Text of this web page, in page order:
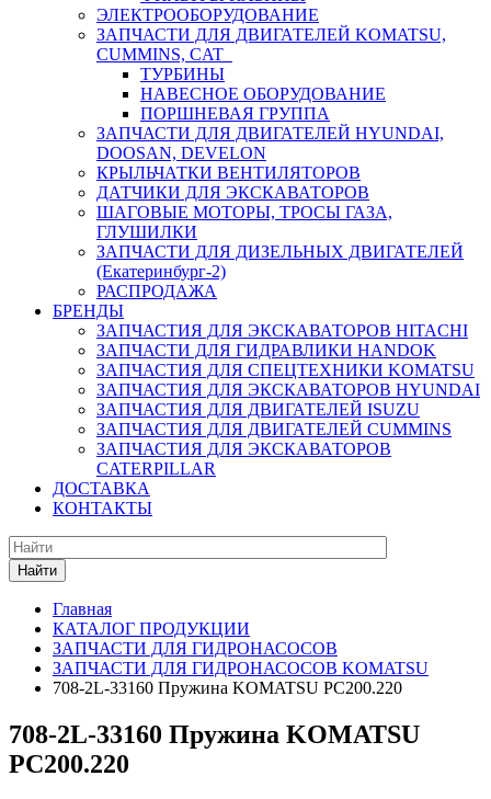
ЭЛЕКТРООБОРУДОВАНИЕ
ЗАПЧАСТИ ДЛЯ ДВИГАТЕЛЕЙ KOMATSU,
CUMMINS, CAT
ТУРБИНЫ
НАВЕСНОЕ ОБОРУДОВАНИЕ
ПОРШНЕВАЯ ГРУППА
ЗАПЧАСТИ ДЛЯ ДВИГАТЕЛЕЙ HYUNDAI,
DOOSAN, DEVELON
КРЫЛЬЧАТКИ ВЕНТИЛЯТОРОВ
ДАТЧИКИ ДЛЯ ЭКСКАВАТОРОВ
ШАГОВЫЕ МОТОРЫ, ТРОСЫ ГАЗА,
ГЛУШИЛКИ
ЗАПЧАСТИ ДЛЯ ДИЗЕЛЬНЫХ ДВИГАТЕЛЕЙ
(Екатеринбург-2)
РАСПРОДАЖА
БРЕНДЫ
ЗАПЧАСТИЯ ДЛЯ ЭКСКАВАТОРОВ HITACHI
ЗАПЧАСТИ ДЛЯ ГИДРАВЛИКИ HANDOK
ЗАПЧАСТИЯ ДЛЯ СПЕЦТЕХНИКИ KOMATSU
ЗАПЧАСТИЯ ДЛЯ ЭКСКАВАТОРОВ HYUNDAI
ЗАПЧАСТИЯ ДЛЯ ДВИГАТЕЛЕЙ ISUZU
ЗАПЧАСТИЯ ДЛЯ ДВИГАТЕЛЕЙ CUMMINS
ЗАПЧАСТИЯ ДЛЯ ЭКСКАВАТОРОВ
CATERPILLAR
ДОСТАВКА
КОНТАКТЫ
Найти
Главная
КАТАЛОГ ПРОДУКЦИИ
ЗАПЧАСТИ ДЛЯ ГИДРОНАСОСОВ
ЗАПЧАСТИ ДЛЯ ГИДРОНАСОСОВ KOMATSU
708-2L-33160 Пружина KOMATSU PC200.220
708-2L-33160 Пружина KOMATSU
PC200.220